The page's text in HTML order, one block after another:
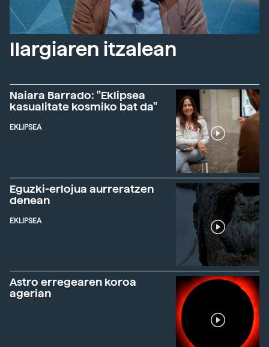
Ilargiaren itzalean
Naiara Barrado: "Eklipsea
kasualitate kosmiko bat da"
EKLIPSEA
Eguzki-erlojua aurreratzen
denean
EKLIPSEA
Astro erregearen koroa
agerian